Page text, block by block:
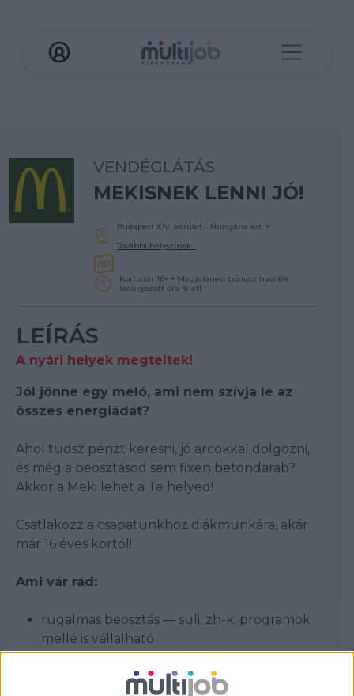
VENDÉGLÁTÁS
MEKISNEK LENNI JÓ!
Budapest XIV. kerület - Hungária krt. +
További helyszínek...
Korhatár 16+ + Megjelenési bónusz havi 64
ledolgozott óra felett
LEÍRÁS
A nyári helyek megteltek!
Jól jönne egy meló, ami nem szívja le az
összes energiádat?
Ahol tudsz pénzt keresni, jó arcokkal dolgozni,
és még a beosztásod sem fixen betondarab?
Akkor a Meki lehet a Te helyed!
Csatlakozz a csapatunkhoz diákmunkára, akár
már 16 éves kortól!
Ami vár rád:
rugalmas beosztás — suli, zh-k, programok
mellé is vállalható
már heti 16 órától dolgozhatsz
fiatal, laza csapat